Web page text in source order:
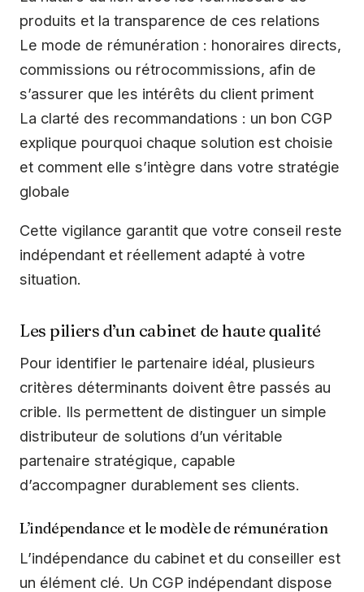
produits et la transparence de ces relations
Le mode de rémunération : honoraires directs,
commissions ou rétrocommissions, afin de
s’assurer que les intérêts du client priment
La clarté des recommandations : un bon CGP
explique pourquoi chaque solution est choisie
et comment elle s’intègre dans votre stratégie
globale
Cette vigilance garantit que votre conseil reste
indépendant et réellement adapté à votre
situation.
Les piliers d’un cabinet de haute qualité
Pour identifier le partenaire idéal, plusieurs
critères déterminants doivent être passés au
crible. Ils permettent de distinguer un simple
distributeur de solutions d’un véritable
partenaire stratégique, capable
d’accompagner durablement ses clients.
L’indépendance et le modèle de rémunération
L’indépendance du cabinet et du conseiller est
un élément clé. Un CGP indépendant dispose